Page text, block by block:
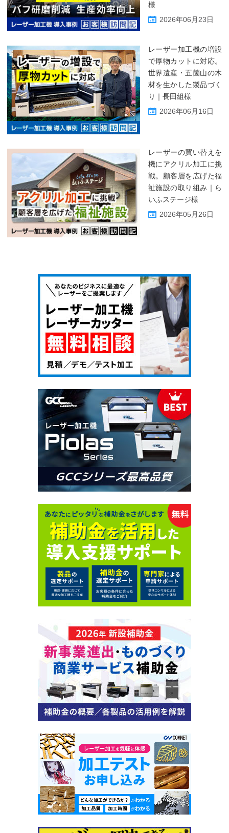
様
2026年06月23日
レーザー加工機の増設
で厚物カットに対応。
世界遺産・五箇山の木
材を生かした製品づく
り｜長田組様
2026年06月16日
レーザーの買い替えを
機にアクリル加工に挑
戦。顧客層を広げた福
祉施設の取り組み｜ら
いふステージ様
2026年05月26日